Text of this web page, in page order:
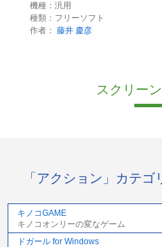
機種：汎用
種類：フリーソフト
作者： 藤井 慶彦
スクリー
「アクション」カテ
キノコGAME
キノコオンリーの変なゲーム
ドガール for Windows